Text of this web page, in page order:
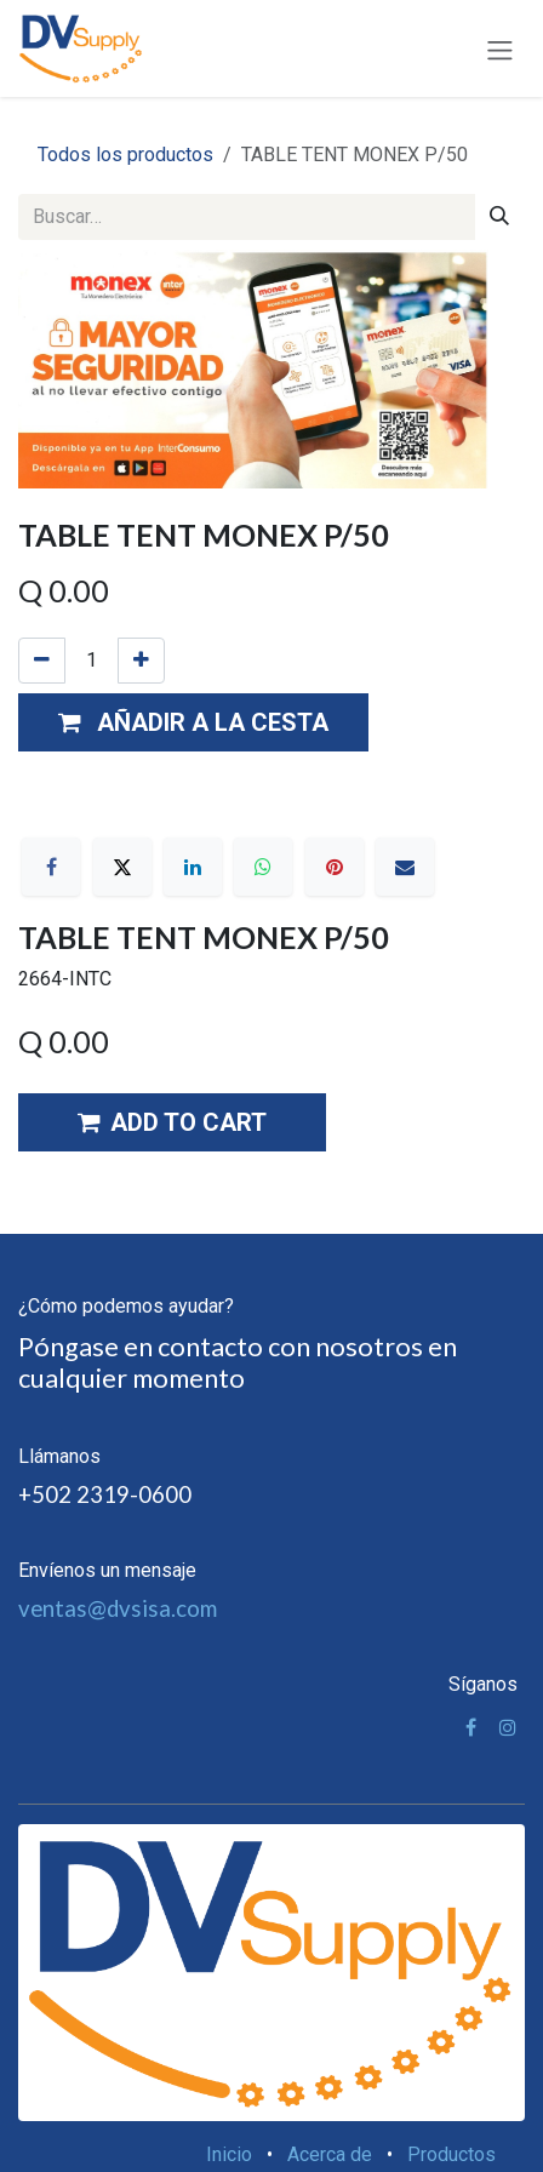
Ir al contenido
Todos los productos TABLE TENT MONEX P/50
TABLE TENT MONEX P/50
Q 0.00
AÑADIR A LA CESTA
TABLE TENT MONEX P/50
2664-INTC
Q 0.00
ADD TO CART
¿Cómo podemos ayudar?
Póngase en contacto con nosotros en
cualquier momento
Llámanos
+502 2319-0600
Envíenos un mensaje
ventas@dvsisa.com
Síganos
Inicio • Acerca de • Productos